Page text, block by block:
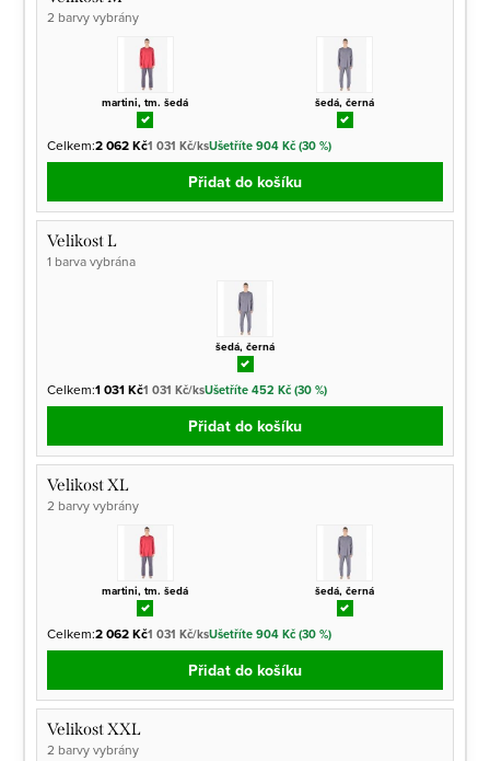
2 barvy vybrány
martini, tm. šedá šedá, černá
Celkem:2 062 Kč1 031 Kč/ksUšetříte 904 Kč (30 %)
Přidat do košíku
Velikost L
1 barva vybrána
šedá, černá
Celkem:1 031 Kč1 031 Kč/ksUšetříte 452 Kč (30 %)
Přidat do košíku
Velikost XL
2 barvy vybrány
martini, tm. šedá šedá, černá
Celkem:2 062 Kč1 031 Kč/ksUšetříte 904 Kč (30 %)
Přidat do košíku
Velikost XXL
2 barvy vybrány